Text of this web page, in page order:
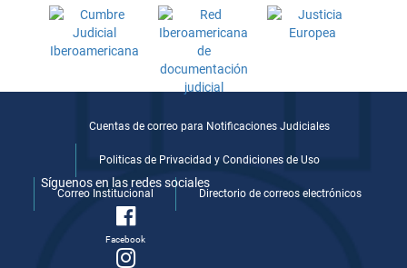
Cuentas de correo para Notificaciones Judiciales
Politicas de Privacidad y Condiciones de Uso
Correo Institucional Directorio de correos electrónicos
Síguenos en las redes sociales
Facebook